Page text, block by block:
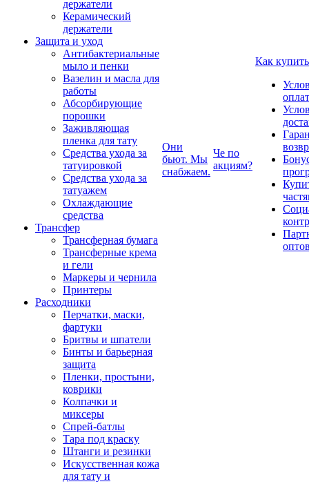
держатели
Керамический
держатели
Защита и уход
Антибактериальные
мыло и пенки
Вазелин и масла для
работы
Абсорбирующие
порошки
Заживляющая
пленка для тату
Средства ухода за
татуировкой
Средства ухода за
татуажем
Охлаждающие
средства
Трансфер
Трансферная бумага
Трансферные крема
и гели
Маркеры и чернила
Принтеры
Расходники
Перчатки, маски,
фартуки
Бритвы и шпатели
Бинты и барьерная
защита
Пленки, простыни,
коврики
Колпачки и
миксеры
Спрей-батлы
Тара под краску
Штанги и резинки
Искусственная кожа
для тату и
Они
бьют. Мы
снабжаем.
Че по
акциям?
Как купить